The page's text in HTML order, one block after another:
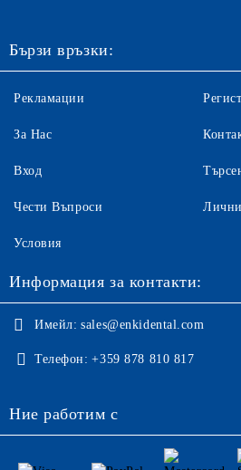
Бързи връзки:
Рекламации
За Нас
Вход
Чести Въпроси
Условия
Информация за контакти:
Имейл: sales@enkidental.com
Телефон: +359 878 810 817
Ние работим с